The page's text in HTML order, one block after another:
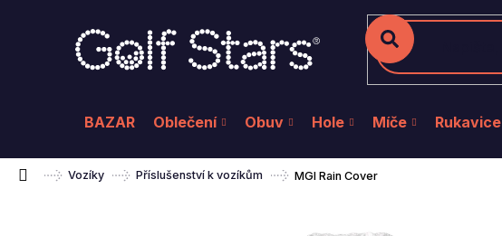
Hledat
BAZAR Oblečení Obuv Hole Míče Rukavice
Domů Vozíky Příslušenství k vozíkům MGI Rain Cover
Zpětdo
obchodu
Zpětdo
obchodu